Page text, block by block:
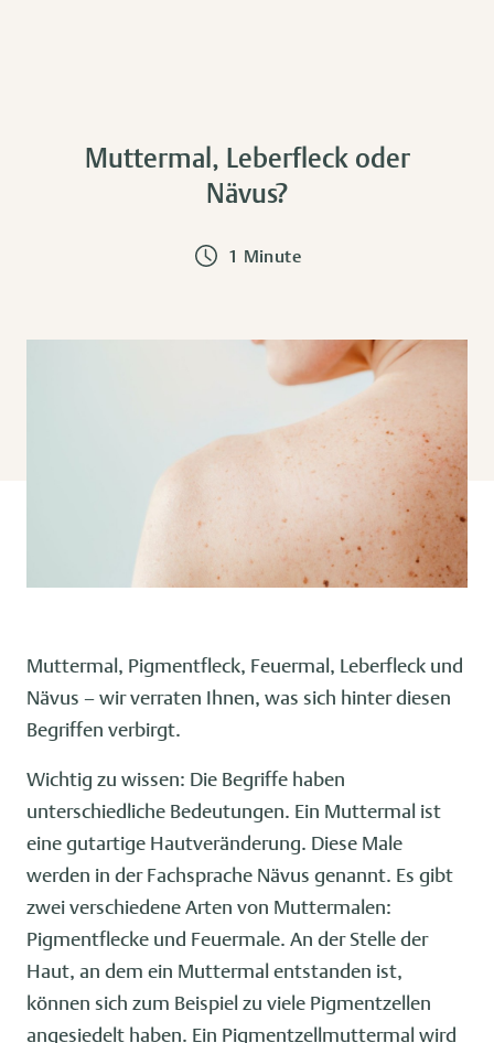
Muttermal, Leberfleck oder
Nävus?
1 Minute
Muttermal, Pigmentfleck, Feuermal, Leberfleck und
Nävus – wir verraten Ihnen, was sich hinter diesen
Begriffen verbirgt.
Wichtig zu wissen: Die Begriffe haben
unterschiedliche Bedeutungen. Ein Muttermal ist
eine gutartige Hautveränderung. Diese Male
werden in der Fachsprache Nävus genannt. Es gibt
zwei verschiedene Arten von Muttermalen:
Pigmentflecke und Feuermale. An der Stelle der
Haut, an dem ein Muttermal entstanden ist,
können sich zum Beispiel zu viele Pigmentzellen
angesiedelt haben. Ein Pigmentzellmuttermal wird